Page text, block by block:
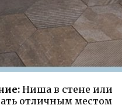
Ниша в стене или
отличным местом